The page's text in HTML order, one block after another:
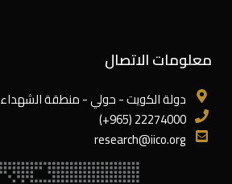
معلومات الاتصال
دولة الكويت - حولي - منطقة الشهداء
22274000 (965+)
research@iico.org